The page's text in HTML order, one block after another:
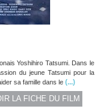
Yoshihiro Tatsumi. Dans le
du jeune Tatsumi pour la
sa famille dans le (...)
LA FICHE DU FILM